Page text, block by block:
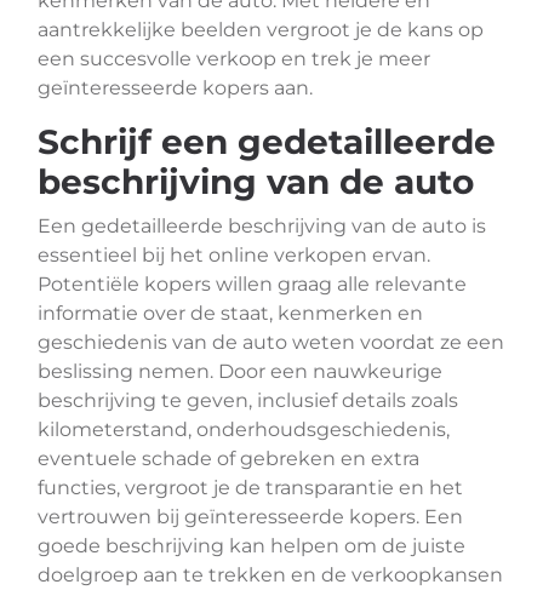
aantrekkelijke beelden vergroot je de kans op
een succesvolle verkoop en trek je meer
geïnteresseerde kopers aan.
Schrijf een gedetailleerde
beschrijving van de auto
Een gedetailleerde beschrijving van de auto is
essentieel bij het online verkopen ervan.
Potentiële kopers willen graag alle relevante
informatie over de staat, kenmerken en
geschiedenis van de auto weten voordat ze een
beslissing nemen. Door een nauwkeurige
beschrijving te geven, inclusief details zoals
kilometerstand, onderhoudsgeschiedenis,
eventuele schade of gebreken en extra
functies, vergroot je de transparantie en het
vertrouwen bij geïnteresseerde kopers. Een
goede beschrijving kan helpen om de juiste
doelgroep aan te trekken en de verkoopkansen